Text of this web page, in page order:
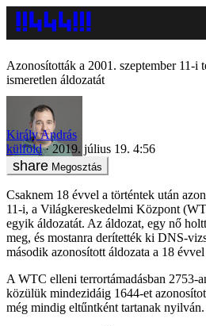
Azonosították a 2001. szeptember 11-i
ismeretlen áldozatát
Király András
külföld
2019. július 19. 4:56
Megosztás
Csaknem 18 évvel a történtek után
11-i, a Világkereskedelmi Központ
egyik áldozatát. Az áldozat, egy nő
meg, és mostanra derítették ki DNS-
második azonosított áldozata a 18
A WTC elleni terrortámadásban 2753-
közülük mindezidáig 1644-et
még mindig eltűntként tartanak